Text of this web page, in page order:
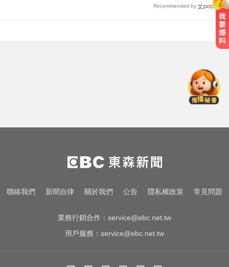
Recommended by
析師：只是剛開始
明年起0~18歲「每月領5千」 賴清
德喊：此時不生待何時
採購疫苗遭詐騙 慈濟委任律師發聲
聯絡我們 新聞自律 關於我們 公告 隱私權政策 常見問題
業務行銷合作： service@ebc.net.tw
用戶服務： service@ebc.net.tw